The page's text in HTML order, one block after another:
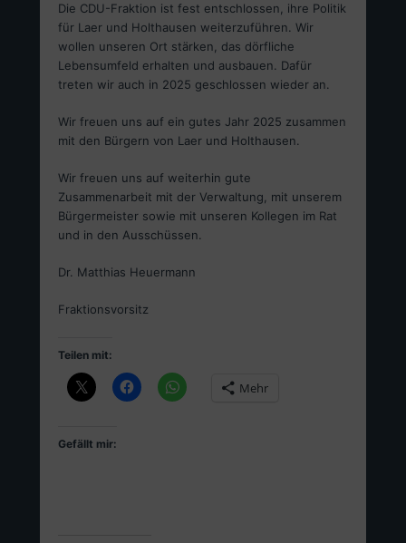
Die CDU-Fraktion ist fest entschlossen, ihre Politik
für Laer und Holthausen weiterzuführen. Wir
wollen unseren Ort stärken, das dörfliche
Lebensumfeld erhalten und ausbauen. Dafür
treten wir auch in 2025 geschlossen wieder an.
Wir freuen uns auf ein gutes Jahr 2025 zusammen
mit den Bürgern von Laer und Holthausen.
Wir freuen uns auf weiterhin gute
Zusammenarbeit mit der Verwaltung, mit unserem
Bürgermeister sowie mit unseren Kollegen im Rat
und in den Ausschüssen.
Dr. Matthias Heuermann
Fraktionsvorsitz
Teilen mit:
Mehr
Gefällt mir: